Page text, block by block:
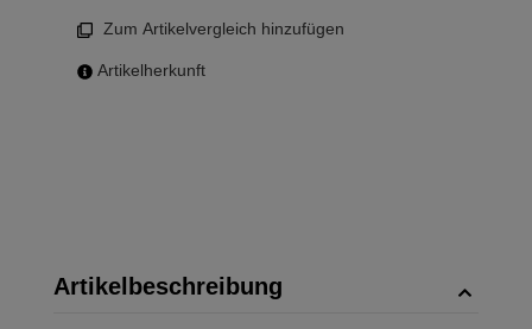
Zum Artikelvergleich hinzufügen
Artikelherkunft
Artikelbeschreibung